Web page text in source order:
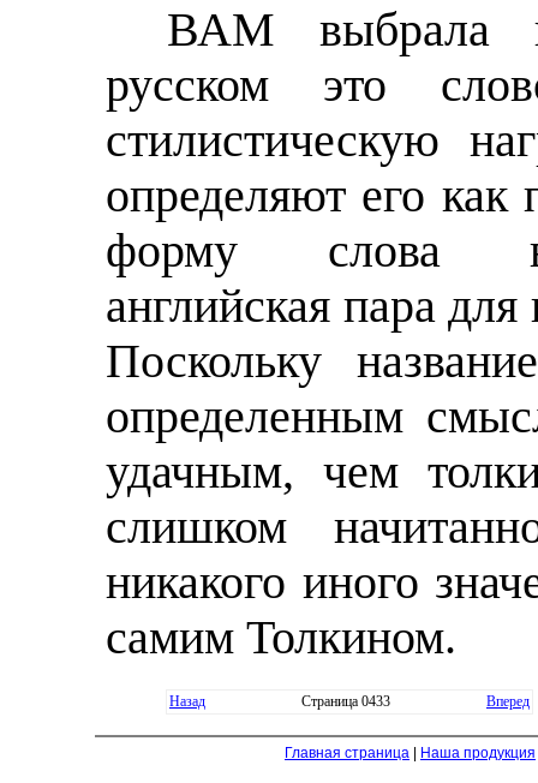
ВАМ выбрала
русском это
стилистическую
определяют его
форму слова
английская пара
Поскольку
определенным
удачным, чем
слишком
никакого иного
самим Толкином.
Назад Страница 0433 Вперед
Главная страница | Наша продукция